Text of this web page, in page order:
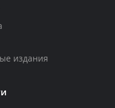
издания